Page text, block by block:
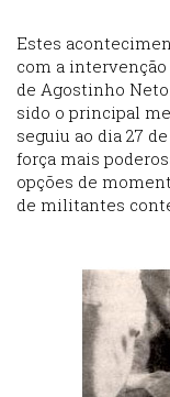
Estes
com a
de Agostinho
sido o principal
seguiu ao dia 27
força mais
opções de
de militantes